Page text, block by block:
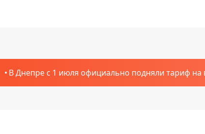
В Днепре с 1 июля официально подняли тариф на